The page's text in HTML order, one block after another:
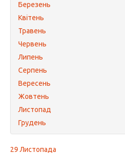
Березень
Квітень
Травень
Червень
Липень
Серпень
Вересень
Жовтень
Листопад
Грудень
29 Листопада